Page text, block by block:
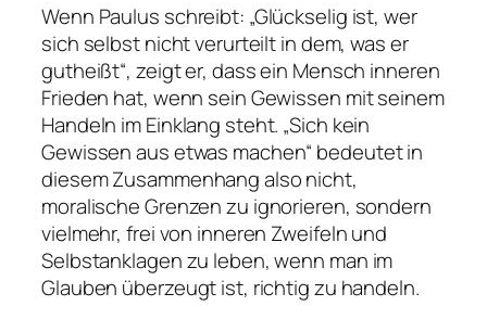
Wenn Paulus schreibt: „Glückselig ist, wer
sich selbst nicht verurteilt in dem, was er
gutheißt“, zeigt er, dass ein Mensch inneren
Frieden hat, wenn sein Gewissen mit seinem
Handeln im Einklang steht. „Sich kein
Gewissen aus etwas machen“ bedeutet in
diesem Zusammenhang also nicht,
moralische Grenzen zu ignorieren, sondern
vielmehr, frei von inneren Zweifeln und
Selbstanklagen zu leben, wenn man im
Glauben überzeugt ist, richtig zu handeln.